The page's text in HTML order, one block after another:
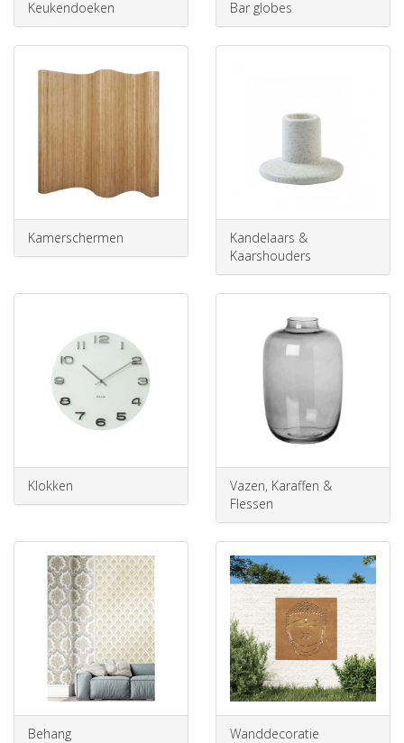
Keukendoeken Bar globes
Kamerschermen
Kandelaars &
Kaarshouders
Klokken
Vazen, Karaffen &
Flessen
Behang Wanddecoratie